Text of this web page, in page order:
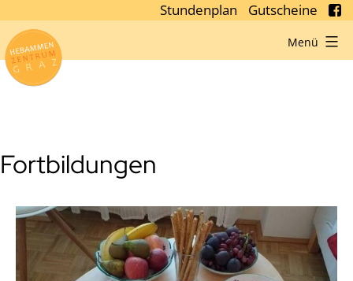
Stundenplan
Gutscheine
Zum
Inhalt
springen
Hebammenzentrum
Graz
Menü
Fortbildungen